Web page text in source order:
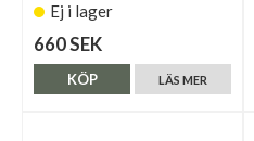
Ej i lager
660 SEK
LÄS MER
KÖP